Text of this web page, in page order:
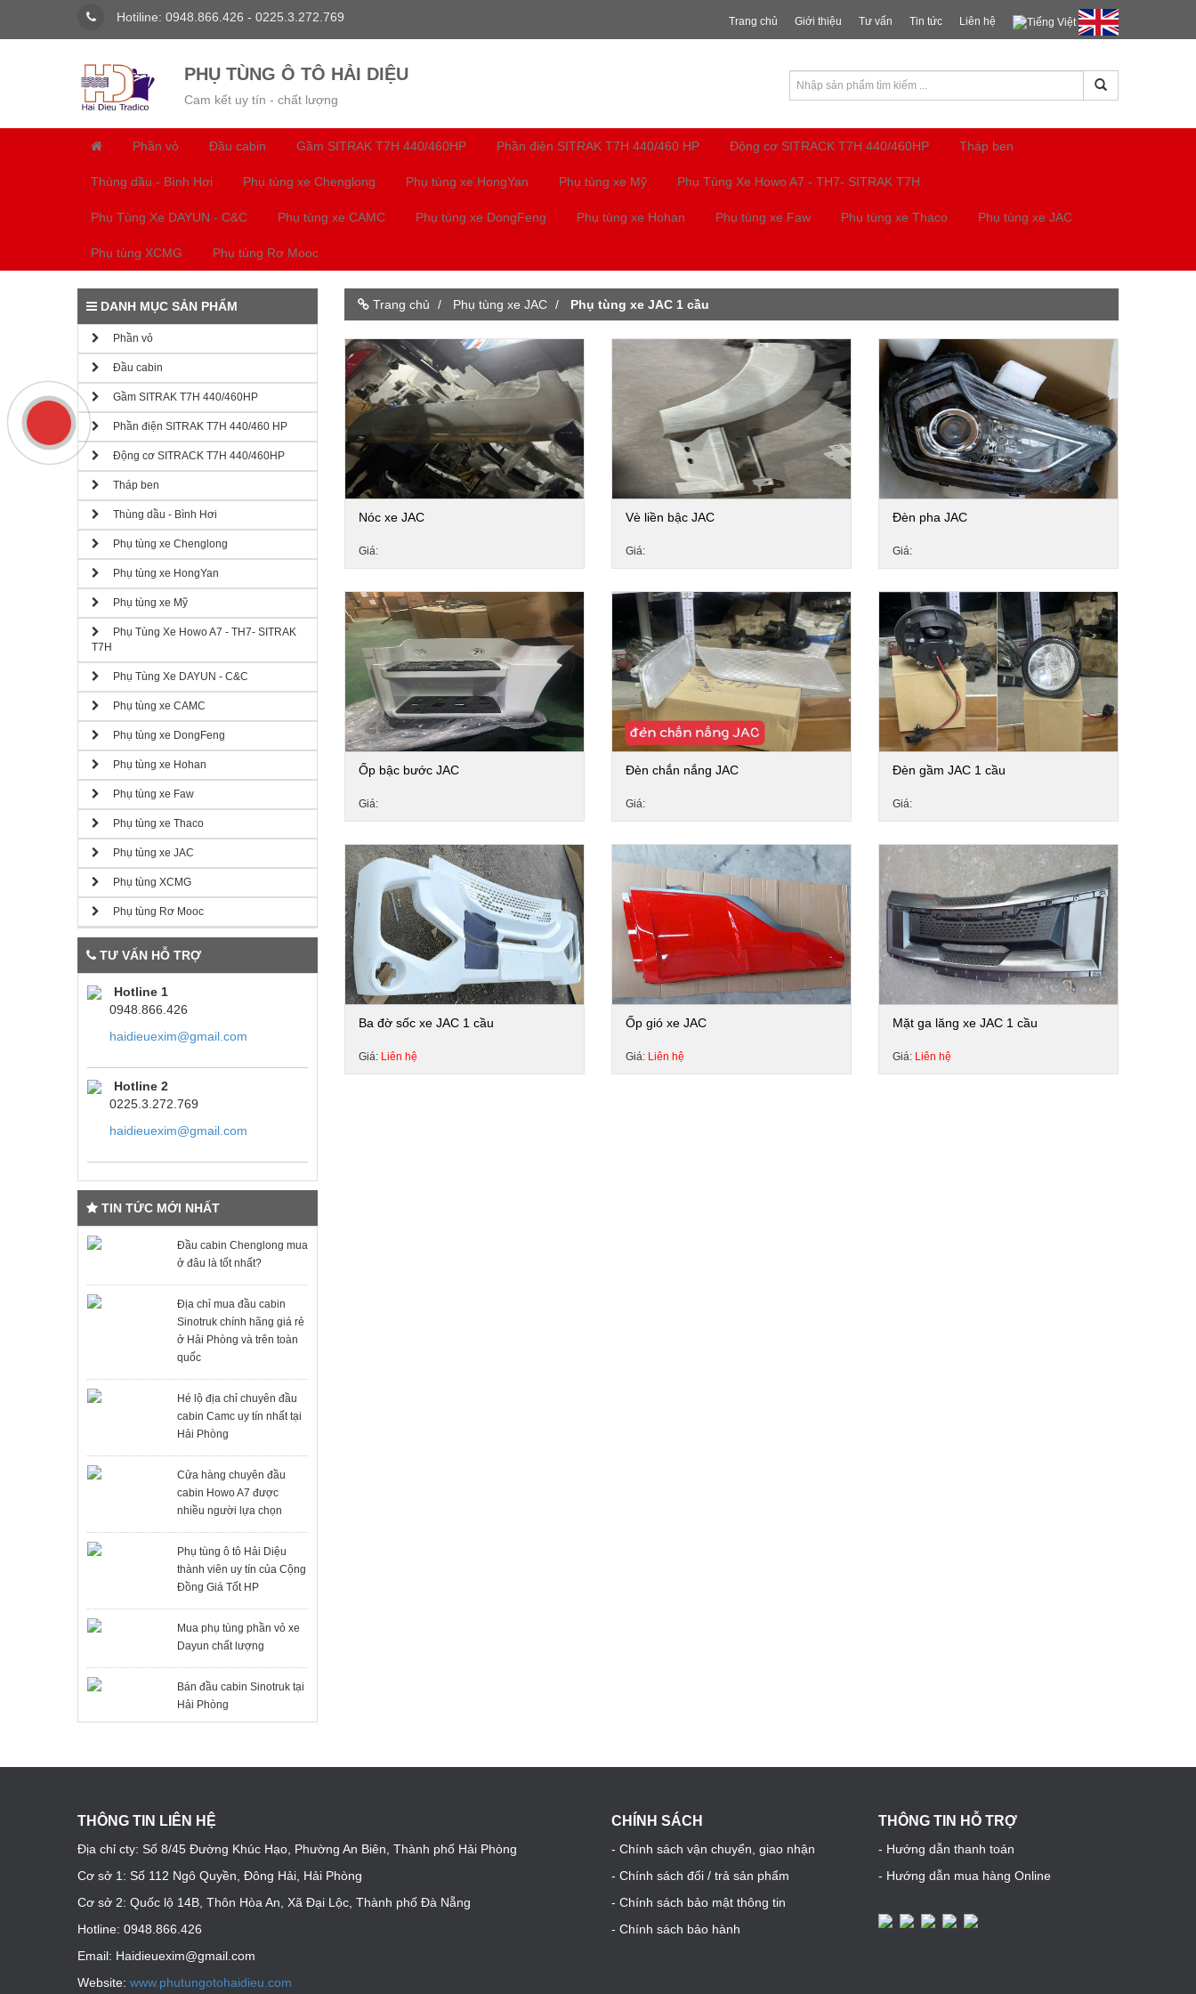
Hotiline: 0948.866.426 - 0225.3.272.769 Trang chủ Giới thiệu Tư vấn Tin tức Liên hệ
PHỤ TÙNG Ô TÔ HẢI DIỆU
Cam kết uy tín - chất lượng
Phần vỏ Đầu cabin Gầm SITRAK T7H 440/460HP Phần điện SITRAK T7H 440/460 HP Động cơ SITRACK T7H 440/460HP Tháp ben
Thùng dầu - Bình Hơi Phụ tùng xe Chenglong Phụ tùng xe HongYan Phụ tùng xe Mỹ Phụ Tùng Xe Howo A7 - TH7- SITRAK T7H
Phụ Tùng Xe DAYUN - C&C Phụ tùng xe CAMC Phụ tùng xe DongFeng Phụ tùng xe Hohan Phụ tùng xe Faw Phụ tùng xe Thaco Phụ tùng xe JAC
Phụ tùng XCMG Phụ tùng Rơ Mooc
DANH MỤC SẢN PHẨM
Phần vỏ
Đầu cabin
Gầm SITRAK T7H 440/460HP
Phần điện SITRAK T7H 440/460 HP
Động cơ SITRACK T7H 440/460HP
Tháp ben
Thùng dầu - Bình Hơi
Phụ tùng xe Chenglong
Phụ tùng xe HongYan
Phụ tùng xe Mỹ
Phụ Tùng Xe Howo A7 - TH7- SITRAK
T7H
Phụ Tùng Xe DAYUN - C&C
Phụ tùng xe CAMC
Phụ tùng xe DongFeng
Phụ tùng xe Hohan
Phụ tùng xe Faw
Phụ tùng xe Thaco
Phụ tùng xe JAC
Phụ tùng XCMG
Phụ tùng Rơ Mooc
TƯ VẤN HỖ TRỢ
Hotline 1
0948.866.426
haidieuexim@gmail.com
Hotline 2
0225.3.272.769
haidieuexim@gmail.com
TIN TỨC MỚI NHẤT
Đầu cabin Chenglong mua
ở đâu là tốt nhất?
Địa chỉ mua đầu cabin
Sinotruk chính hãng giá rẻ
ở Hải Phòng và trên toàn
quốc
Hé lộ địa chỉ chuyên đầu
cabin Camc uy tín nhất tại
Hải Phòng
Cửa hàng chuyên đầu
cabin Howo A7 được
nhiều người lựa chọn
Phụ tùng ô tô Hải Diệu
thành viên uy tín của Cộng
Đồng Giá Tốt HP
Mua phụ tùng phần vỏ xe
Dayun chất lượng
Bán đầu cabin Sinotruk tại
Hải Phòng
Trang chủ Phụ tùng xe JAC Phụ tùng xe JAC 1 cầu
Nóc xe JAC
Giá:
Vè liền bậc JAC
Giá:
Đèn pha JAC
Giá:
Ốp bậc bước JAC
Giá:
Đèn chắn nắng JAC
Giá:
Đèn gầm JAC 1 cầu
Giá:
Ba đờ sốc xe JAC 1 cầu
Giá: Liên hệ
Ốp gió xe JAC
Giá: Liên hệ
Mặt ga lăng xe JAC 1 cầu
Giá: Liên hệ
THÔNG TIN LIÊN HỆ
Địa chỉ cty: Số 8/45 Đường Khúc Hạo, Phường An Biên, Thành phố Hải Phòng
Cơ sở 1: Số 112 Ngô Quyền, Đông Hải, Hải Phòng
Cơ sở 2: Quốc lộ 14B, Thôn Hòa An, Xã Đại Lộc, Thành phố Đà Nẵng
Hotline: 0948.866.426
Email: Haidieuexim@gmail.com
Website: www.phutungotohaidieu.com
CHÍNH SÁCH
- Chính sách vận chuyển, giao nhận
- Chính sách đổi / trả sản phẩm
- Chính sách bảo mật thông tin
- Chính sách bảo hành
THÔNG TIN HỖ TRỢ
- Hướng dẫn thanh toán
- Hướng dẫn mua hàng Online